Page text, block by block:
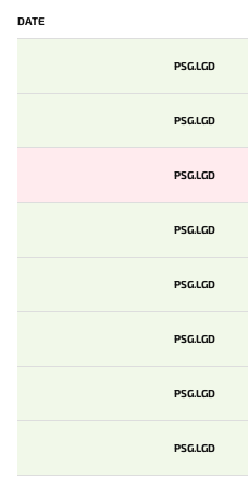
DATE
PSG.LGD
PSG.LGD
PSG.LGD
PSG.LGD
PSG.LGD
PSG.LGD
PSG.LGD
PSG.LGD